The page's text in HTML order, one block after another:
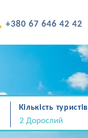
+380 67 646 42 42
Кількість туристів